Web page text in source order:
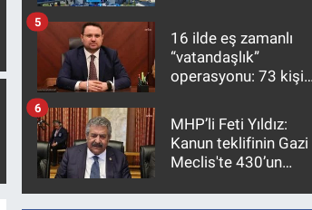
16 ilde eş zamanlı
“vatandaşlık”
operasyonu: 73 kişi
5
MHP’li Feti Yıldız:
Kanun teklifinin Gazi
Meclis'te 430’un
kanunlaşacağı
6